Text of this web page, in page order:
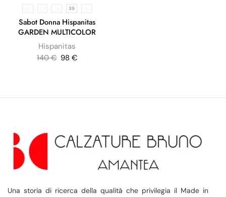
39
Sabot Donna Hispanitas
GARDEN MULTICOLOR
Hispanitas
140€ 98 €
Una storia di ricerca della qualità che privilegia il Made in